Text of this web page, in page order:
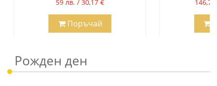
59 лв. / 30,17 €
Поръчай
Рожден ден